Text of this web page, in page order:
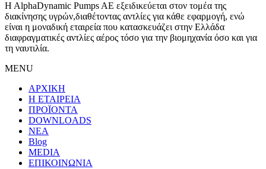
H AlphaDynamic Pumps AE εξειδικεύεται στον τομέα της
διακίνησης υγρών,διαθέτοντας αντλίες για κάθε εφαρμογή, ενώ
είναι η μοναδική εταιρεία που κατασκευάζει στην Ελλάδα
διαφραγματικές αντλίες αέρος τόσο για την βιομηχανία όσο και για
τη ναυτιλία.
MENU
ΑΡΧΙΚΗ
Η ΕΤΑΙΡΕΙΑ
ΠΡΟΪΟΝΤΑ
DOWNLOADS
ΝΕΑ
Blog
MEDIA
ΕΠΙΚΟΙΝΩΝΙΑ